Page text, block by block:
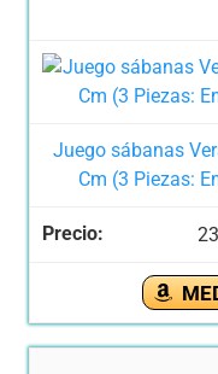
Juego sábanas
Cm (3 Piezas: